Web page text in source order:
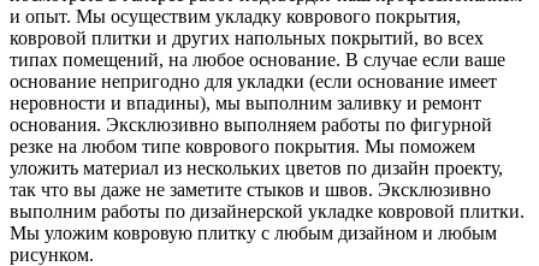
и опыт. Мы осуществим укладку коврового покрытия,
ковровой плитки и других напольных покрытий, во всех
типах помещений, на любое основание. В случае если ваше
основание непригодно для укладки (если основание имеет
неровности и впадины), мы выполним заливку и ремонт
основания. Эксклюзивно выполняем работы по фигурной
резке на любом типе коврового покрытия. Мы поможем
уложить материал из нескольких цветов по дизайн проекту,
так что вы даже не заметите стыков и швов. Эксклюзивно
выполним работы по дизайнерской укладке ковровой плитки.
Мы уложим ковровую плитку с любым дизайном и любым
рисунком.